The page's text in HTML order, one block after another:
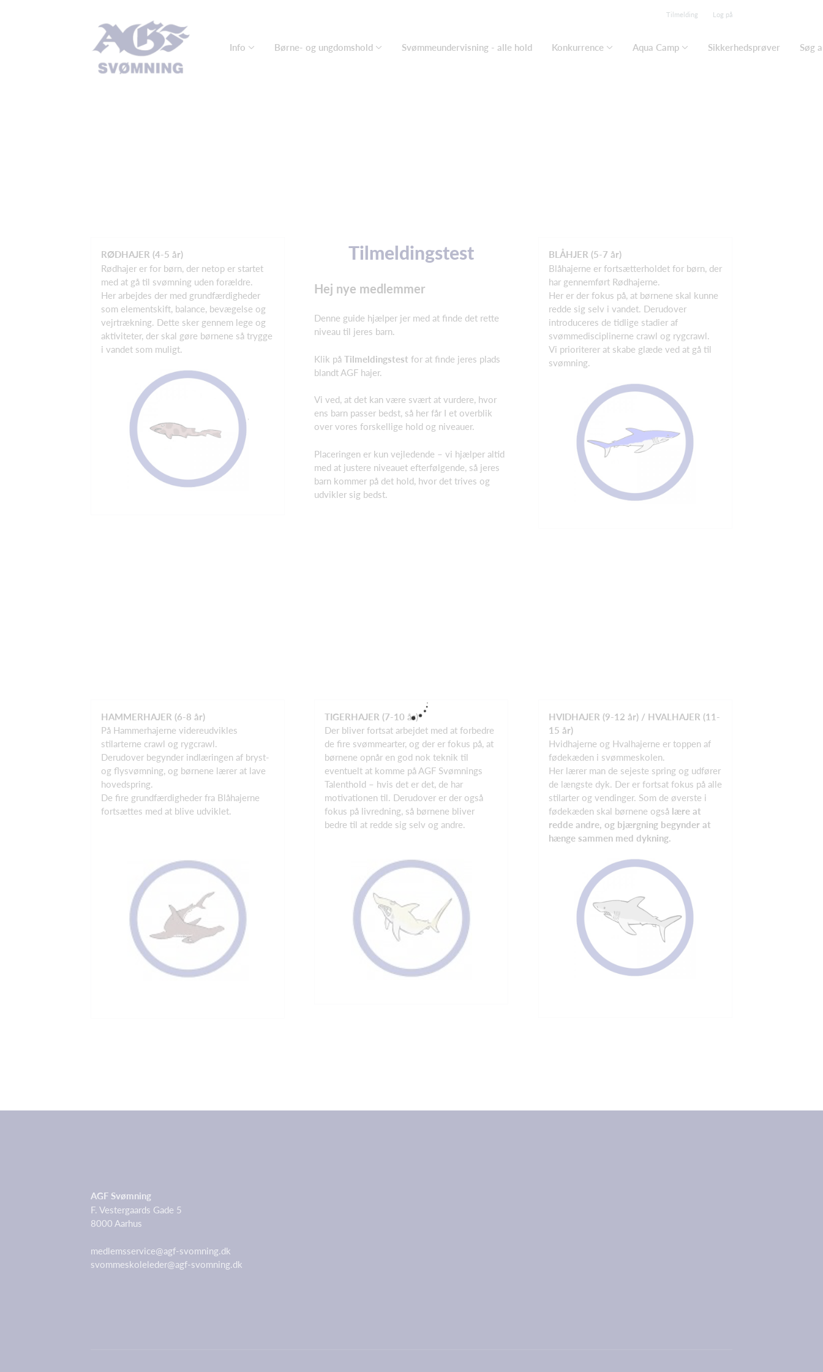
Tilmelding Log på
Info Børne- og ungdomshold Svømmeundervisning - alle hold Konkurrence Aqua Camp Sikkerhedsprøver Søg
RØDHAJER (4-5 år)
Rødhajer er for børn, der netop er startet
med at gå til svømning uden forældre.
Her arbejdes der med grundfærdigheder
som elementskift, balance, bevægelse og
vejrtrækning. Dette sker gennem lege og
aktiviteter, der skal gøre børnene så trygge
i vandet som muligt.
Tilmeldingstest
Hej nye medlemmer
Denne guide hjælper jer med at finde det rette
niveau til jeres barn.
Klik påTilmeldingstestfor at finde jeres plads
blandt AGF hajer.
Vi ved, at det kan være svært at vurdere, hvor
ens barn passer bedst, så her får I et overblik
over vores forskellige hold og niveauer.
Placeringen er kun vejledende – vi hjælper altid
med at justere niveauet efterfølgende, så jeres
barn kommer på det hold, hvor det trives og
udvikler sig bedst.
BLÅHJER (5-7 år)
Blåhajerne er fortsætterholdet for børn, der
har gennemført Rødhajerne.
Her er der fokus på, at børnene skal kunne
redde sig selv i vandet. Derudover
introduceres de tidlige stadier af
svømmedisciplinerne crawl og rygcrawl.
Vi prioriterer at skabe glæde ved at gå til
svømning.
HAMMERHAJER (6-8 år)
På Hammerhajerne videreudvikles
stilarterne crawl og rygcrawl.
Derudover begynder indlæringen af bryst-
og flysvømning, og børnene lærer at lave
hovedspring.
De fire grundfærdigheder fra Blåhajerne
fortsættes med at blive udviklet.
TIGERHAJER (7-10 år)
Der bliver fortsat arbejdet med at forbedre
de fire svømmearter, og der er fokus på, at
børnene opnår en god nok teknik til
eventuelt at komme på AGF Svømnings
Talenthold – hvis det er det, de har
motivationen til. Derudover er der også
fokus på livredning, så børnene bliver
bedre til at redde sig selv og andre.
HVIDHAJER (9-12 år) / HVALHAJER (11-
15 år)
Hvidhajerne og Hvalhajerne er toppen af
fødekæden i svømmeskolen.
Her lærer man de sejeste spring og udfører
de længste dyk. Der er fortsat fokus på alle
stilarter og vendinger. Som de øverste i
fødekæden skal børnene også lære at
redde andre, og bjærgning begynder at
hænge sammen med dykning.
AGF Svømning
F. Vestergaards Gade 5
8000 Aarhus
medlemsservice@agf-svomning.dk
svommeskoleleder@agf-svomning.dk